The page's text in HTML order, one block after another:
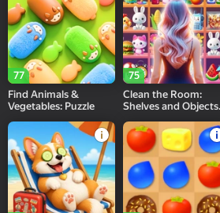
77
Find Animals &
Vegetables: Puzzle
75
Clean the Room:
Shelves and Objects